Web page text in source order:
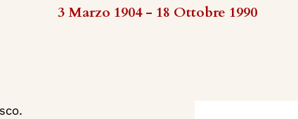
3 Marzo 1904 - 18 Ottobre 1990